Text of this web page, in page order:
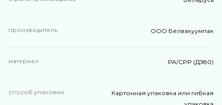
производитель ООО Белвакуумпак
материал PA/CPP (ДЗ80)
способ упаковки
Картонная упаковка или гибкая